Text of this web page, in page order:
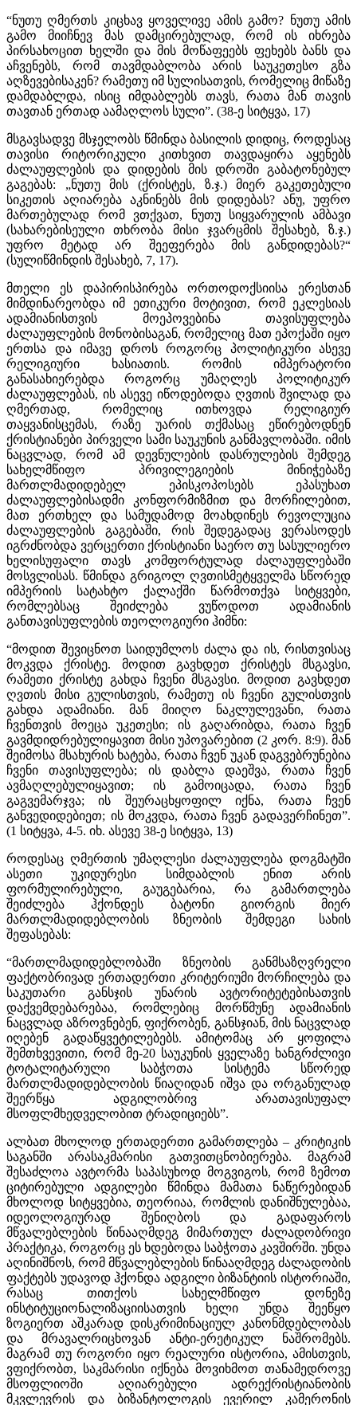
“ნუთუ ღმერთს კიცხავ ყოველივე ამის გამო? ნუთუ ამის
გამო მიიჩნევ მას დამცირებულად, რომ ის იხრება
პირსახოცით ხელში და მის მოწაფეებს ფეხებს ბანს და
აჩვენებს, რომ თავმდაბლობა არის საუკეთესო გზა
აღზევებისაკენ? რამეთუ იმ სულისათვის, რომელიც მიწაზე
დამდაბლდა, ისიც იმდაბლებს თავს, რათა მან თავის
თავთან ერთად აამაღლოს სული”. (38-ე სიტყვა, 17)
მსგავსადვე მსჯელობს წმინდა ბასილის დიდიც, როდესაც
თავისი რიტორიკული კითხვით თავდაყირა აყენებს
ძალაუფლების და დიდების მის დროში გაბატონებულ
გაგებას: „ნუთუ მის (ქრისტეს, ზ.ჯ.) მიერ გაკეთებული
სიკეთის აღიარება აკნინებს მის დიდებას? ანუ, უფრო
მართებულად რომ ვთქვათ, ნუთუ სიყვარულის ამბავი
(სახარებისეული თხრობა მისი ჯვარცმის შესახებ, ზ.ჯ.)
უფრო მეტად არ შეეფერება მის განდიდებას?“
(სულიწმინდის შესახებ, 7, 17).
მთელი ეს დაპირისპირება ორთოდოქსიისა ერესთან
მიმდინარეობდა იმ ეთიკური მოტივით, რომ ეკლესიას
ადამიანისთვის მოეპოვებინა თავისუფლება
ძალაუფლების მონობისაგან, რომელიც მათ ეპოქაში იყო
ერთსა და იმავე დროს როგორც პოლიტიკური ასევე
რელიგიური ხასიათის. რომის იმპერატორი
განასახიერებდა როგორც უმაღლეს პოლიტიკურ
ძალაუფლებას, ის ასევე იწოდებოდა ღვთის შვილად და
ღმერთად, რომელიც ითხოვდა რელიგიურ
თაყვანისცემას, რაზე უარის თქმასაც ეწირებოდნენ
ქრისტიანები პირველი სამი საუკუნის განმავლობაში. იმის
ნაცვლად, რომ ამ დევნულების დასრულების შემდეგ
სახელმწიფო პრივილეგიების მინიჭებაზე
მართლმადიდებელ ეპისკოპოსებს ეპასუხათ
ძალაუფლებისადმი კონფორმიზმით და მორჩილებით,
მათ ერთხელ და სამუდამოდ მოახდინეს რევოლუცია
ძალაუფლების გაგებაში, რის შედეგადაც ვერასოდეს
იგრძნობდა ვერცერთი ქრისტიანი საერო თუ სასულიერო
ხელისუფალი თავს კომფორტულად ძალაუფლებაში
მოსვლისას. წმინდა გრიგოლ ღვთისმეტყველმა სწორედ
იმპერიის სატახტო ქალაქში წარმოთქვა სიტყვები,
რომლებსაც შეიძლება ვუწოდოთ ადამიანის
განთავისუფლების თეოლოგიური ჰიმნი:
“მოდით შევიცნოთ საიდუმლოს ძალა და ის, რისთვისაც
მოკვდა ქრისტე. მოდით გავხდეთ ქრისტეს მსგავსი,
რამეთი ქრისტე გახდა ჩვენი მსგავსი. მოდით გავხდეთ
ღვთის მისი გულისთვის, რამეთუ ის ჩვენი გულისთვის
გახდა ადამიანი. მან მიიღო ნაკლულევანი, რათა
ჩვენთვის მოეცა უკეთესი; ის გაღარიბდა, რათა ჩვენ
გავმდიდრებულიყავით მისი უპოვარებით (2 კორ. 8:9). მან
შეიმოსა მსახურის ხატება, რათა ჩვენ უკან დაგვებრუნებია
ჩვენი თავისუფლება; ის დაბლა დაეშვა, რათა ჩვენ
ავმაღლებულიყავით; ის გამოიცადა, რათა ჩვენ
გაგვემარჯვა; ის შეურაცხყოფილ იქნა, რათა ჩვენ
განვედიდებიეთ; ის მოკვდა, რათა ჩვენ გადავერჩინეთ”.
(1 სიტყვა, 4-5. იხ. ასევე 38-ე სიტყვა, 13)
როდესაც ღმერთის უმაღლესი ძალაუფლება დოგმატში
ასეთი უკიდურესი სიმდაბლის ენით არის
ფორმულირებული, გაუგებარია, რა გამართლება
შეიძლება ჰქონდეს ბატონი გიორგის მიერ
მართლმადიდებლობის ზნეობის შემდეგი სახის
შეფასებას:
“მართლმადიდებლობაში ზნეობის განმსაზღვრელი
ფაქტობრივად ერთადერთი კრიტერიუმი მორჩილება და
საკუთარი განსჯის უნარის ავტორიტეტებისათვის
დაქვემდებარებაა, რომლებიც მორწმუნე ადამიანის
ნაცვლად აზროვნებენ, ფიქრობენ, განსჯიან, მის ნაცვლად
იღებენ გადაწყვეტილებებს. ამიტომაც არ ყოფილა
შემთხვევითი, რომ მე-20 საუკუნის ყველაზე ხანგრძლივი
ტოტალიტარული საბჭოთა სისტემა სწორედ
მართლმადიდებლობის წიაღიდან იშვა და ორგანულად
შეერწყა ადგილობრივ არათავისუფალ
მსოფლმხედველობით ტრადიციებს”.
ალბათ მხოლოდ ერთადერთი გამართლება – კრიტიკის
საგანში არასაკმარისი გათვითცნობიერება. მაგრამ
შესაძლოა ავტორმა საპასუხოდ მოგვიგოს, რომ ზემოთ
ციტირებული ადგილები წმინდა მამათა ნაწერებიდან
მხოლოდ სიტყვებია, თეორიაა, რომლის დანიშნულებაა,
იდეოლოგიურად შენიღბოს და გადაფაროს
მწვალებლების წინააღმდეგ მიმართულ ძალადობრივი
პრაქტიკა, როგორც ეს ხდებოდა საბჭოთა კავშირში. უნდა
აღინიშნოს, რომ მწვალებლების წინააღმდეგ ძალადობის
ფაქტებს უდავოდ ჰქონდა ადგილი ბიზანტიის ისტორიაში,
რასაც თითქოს სახელმწიფო დონეზე
ინსტიტუციონალიზაციისათვის ხელი უნდა შეეწყო
ზოგიერთ აშკარად დისკრიმინაციულ კანონმდებლობას
და მრავალრიცხოვან ანტი-ერეტიკულ ნაშრომებს.
მაგრამ თუ როგორი იყო რეალური ისტორია, ამისთვის,
ვფიქრობთ, საკმარისი იქნება მოვიხმოთ თანამედროვე
მსოფლიოში აღიარებული ადრექრისტიანობის
მკვლევრის და ბიზანტოლოგის ევერილ კამერონის